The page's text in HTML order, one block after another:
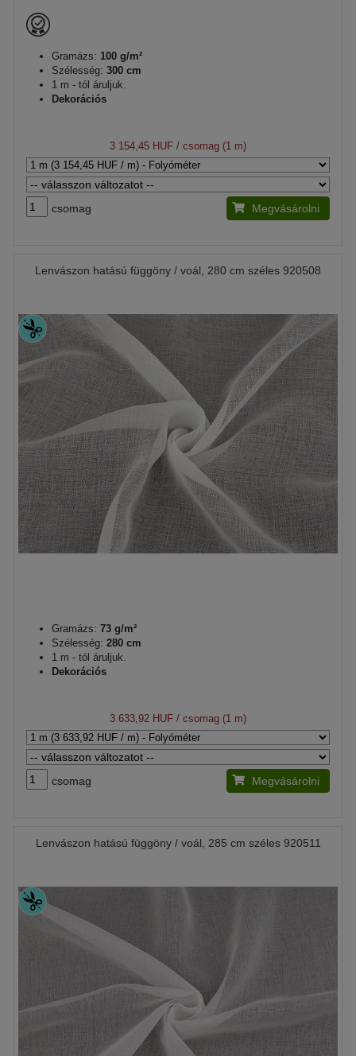
Gramázs: 100 g/m²
Szélesség: 300 cm
1 m - tól áruljuk.
Dekorációs
3 154,45 HUF / csomag (1 m)
csomag Megvásárolni
Lenvászon hatású függöny / voál, 280 cm széles 920508
Gramázs: 73 g/m²
Szélesség: 280 cm
1 m - tól áruljuk.
Dekorációs
3 633,92 HUF / csomag (1 m)
csomag Megvásárolni
Lenvászon hatású függöny / voál, 285 cm széles 920511